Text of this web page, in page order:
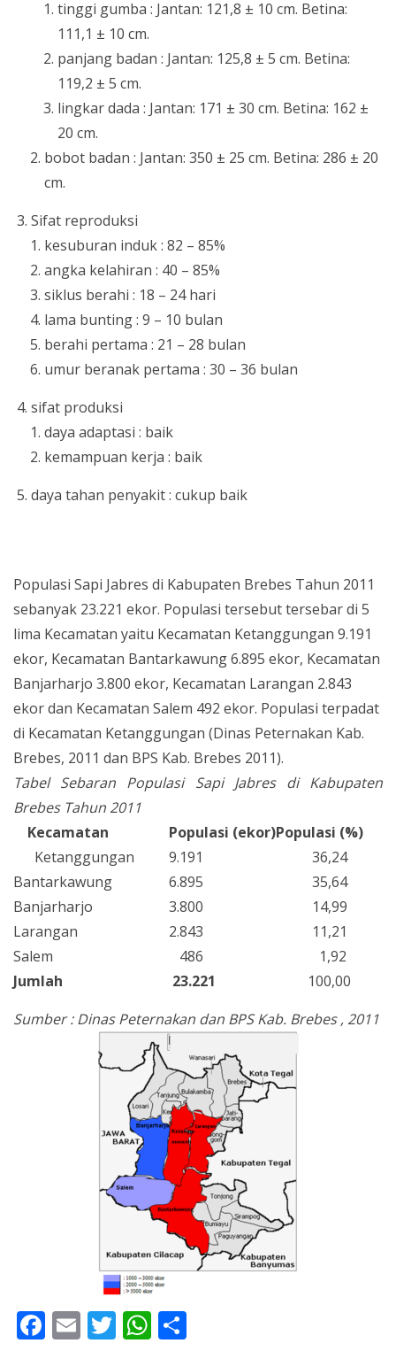
tinggi gumba : Jantan: 121,8 ± 10 cm. Betina:
111,1 ± 10 cm.
panjang badan : Jantan: 125,8 ± 5 cm. Betina:
119,2 ± 5 cm.
lingkar dada : Jantan: 171 ± 30 cm. Betina: 162 ±
20 cm.
bobot badan : Jantan: 350 ± 25 cm. Betina: 286 ± 20
cm.
Sifat reproduksi
kesuburan induk : 82 – 85%
angka kelahiran : 40 – 85%
siklus berahi : 18 – 24 hari
lama bunting : 9 – 10 bulan
berahi pertama : 21 – 28 bulan
umur beranak pertama : 30 – 36 bulan
sifat produksi
daya adaptasi : baik
kemampuan kerja : baik
daya tahan penyakit : cukup baik
Populasi Sapi Jabres di Kabupaten Brebes Tahun 2011
sebanyak 23.221 ekor. Populasi tersebut tersebar di 5
lima Kecamatan yaitu Kecamatan Ketanggungan 9.191
ekor, Kecamatan Bantarkawung 6.895 ekor, Kecamatan
Banjarharjo 3.800 ekor, Kecamatan Larangan 2.843
ekor dan Kecamatan Salem 492 ekor. Populasi terpadat
di Kecamatan Ketanggungan (Dinas Peternakan Kab.
Brebes, 2011 dan BPS Kab. Brebes 2011).
Tabel Sebaran Populasi Sapi Jabres di Kabupaten
Brebes Tahun 2011
Kecamatan
Populasi (ekor)Populasi (%)
Ketanggungan
9.191
36,24
Bantarkawung
6.895
35,64
Banjarharjo
3.800
14,99
Larangan
2.843
11,21
Salem
486
1,92
Jumlah
23.221
100,00
Sumber :Dinas Peternakan dan BPS Kab. Brebes, 2011
Facebook
EmailTwitterWhatsApp